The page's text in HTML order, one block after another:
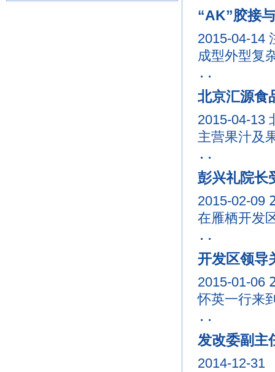
“AK”胶接
2015-04-14
成型外型复
..
北京汇源食
2015-04-13
主营果汁及
..
彭兴礼院长
2015-02-09
在雁栖开发
..
开发区领导
2015-01-06
怀英一行来
..
发改委副主
2014-12-31